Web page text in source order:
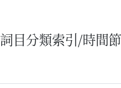
詞目分類索引/時間